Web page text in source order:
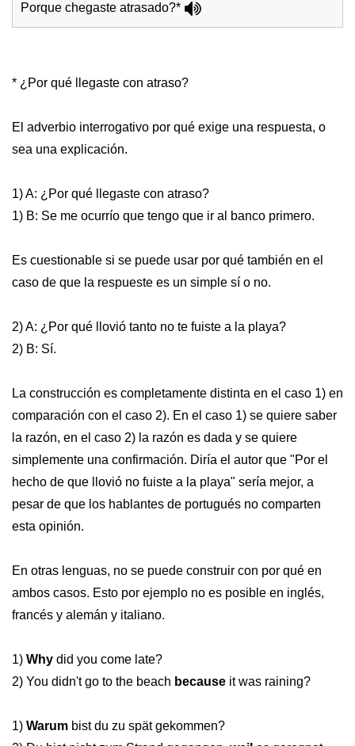
Porque chegaste atrasado?*
* ¿Por qué llegaste con atraso?
El adverbio interrogativo por qué exige una respuesta, o
sea una explicación.
1) A: ¿Por qué llegaste con atraso?
1) B: Se me ocurrío que tengo que ir al banco primero.
Es cuestionable si se puede usar por qué también en el
caso de que la respueste es un simple sí o no.
2) A: ¿Por qué llovió tanto no te fuiste a la playa?
2) B: Sí.
La construcción es completamente distinta en el caso 1) en
comparación con el caso 2). En el caso 1) se quiere saber
la razón, en el caso 2) la razón es dada y se quiere
simplemente una confirmación. Diría el autor que "Por el
hecho de que llovió no fuiste a la playa" sería mejor, a
pesar de que los hablantes de portugués no comparten
esta opinión.
En otras lenguas, no se puede construir con por qué en
ambos casos. Esto por ejemplo no es posible en inglés,
francés y alemán y italiano.
1) Why did you come late?
2) You didn't go to the beach because it was raining?
1) Warum bist du zu spät gekommen?